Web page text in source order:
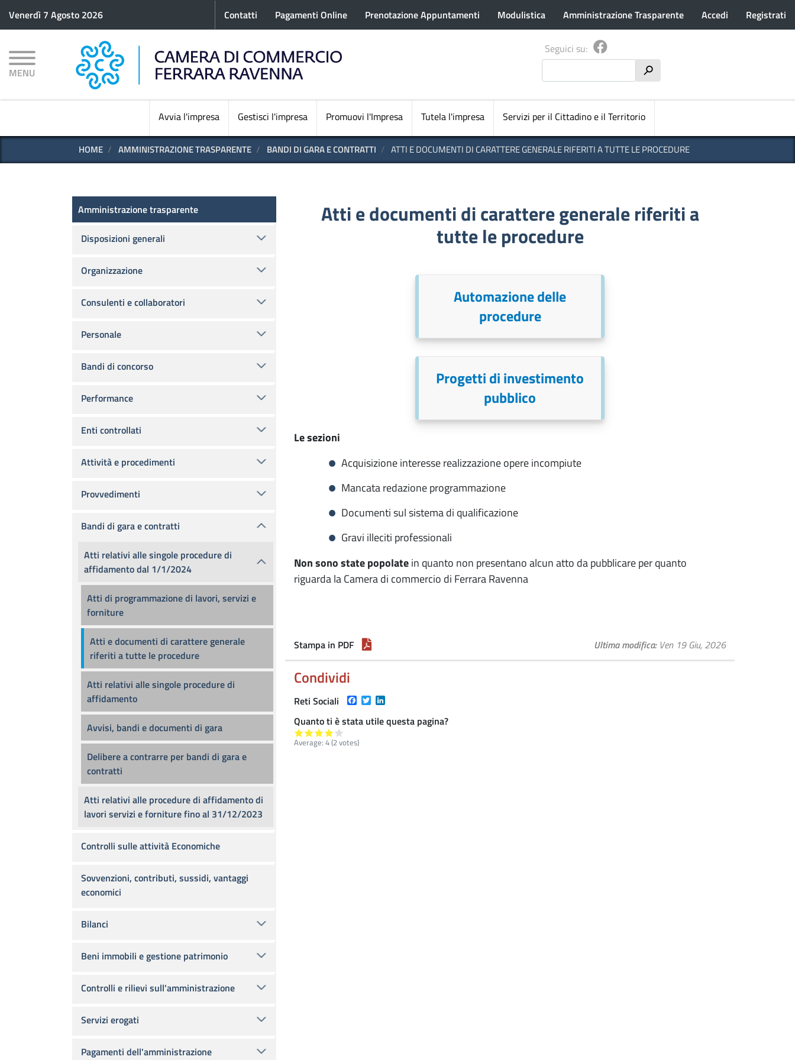
Salta
al
Venerdì 7 Agosto 2026 Menu profilo utente
Contatti Pagamenti Online Prenotazione Appuntamenti Modulistica Amministrazione Trasparente Accedi Registrati
MENU
Seguici su:
h
Navigazione principale
Avvia l'impresa Gestisci l'impresa Promuovi l'Impresa Tutela l'impresa Servizi per il Cittadino e il Territorio
HOME AMMINISTRAZIONE TRASPARENTE BANDI DI GARA E CONTRATTI ATTI E DOCUMENTI DI CARATTERE GENERALE RIFERITI A TUTTE LE PROCEDURE
Atti e documenti di carattere generale riferiti a
tutte le procedure
Automazione delle
procedure
Progetti di investimento
pubblico
Le sezioni
Acquisizione interesse realizzazione opere incompiute
Mancata redazione programmazione
Documenti sul sistema di qualificazione
Gravi illeciti professionali
Non sono state popolatein quanto non presentano alcun atto da pubblicare per quanto
riguarda la Camera di commercio di Ferrara Ravenna
Stampa in PDF Ultima modifica Ven 19 Giu, 2026
Condividi
Reti Sociali Facebook
Twitter
Quanto ti è stata utile questa pagina?
Average: 4(2votes)
Amministrazione trasparente
Amministrazione trasparente
Disposizioni generali
Organizzazione
Consulenti e collaboratori
Personale
Bandi di concorso
Performance
Enti controllati
Attività e procedimenti
Provvedimenti
Bandi di gara e contratti
Atti relativi alle singole procedure di
affidamento dal 1/1/2024
Atti di programmazione di lavori, servizi e
forniture
Atti e documenti di carattere generale
riferiti a tutte le procedure
Atti relativi alle singole procedure di
affidamento
Avvisi, bandi e documenti di gara
Delibere a contrarre per bandi di gara e
contratti
Atti relativi alle procedure di affidamento di
lavori servizi e forniture fino al 31/12/2023
Controlli sulle attività Economiche
Sovvenzioni, contributi, sussidi, vantaggi
economici
Bilanci
Beni immobili e gestione patrimonio
Controlli e rilievi sull'amministrazione
Servizi erogati
Pagamenti dell'amministrazione